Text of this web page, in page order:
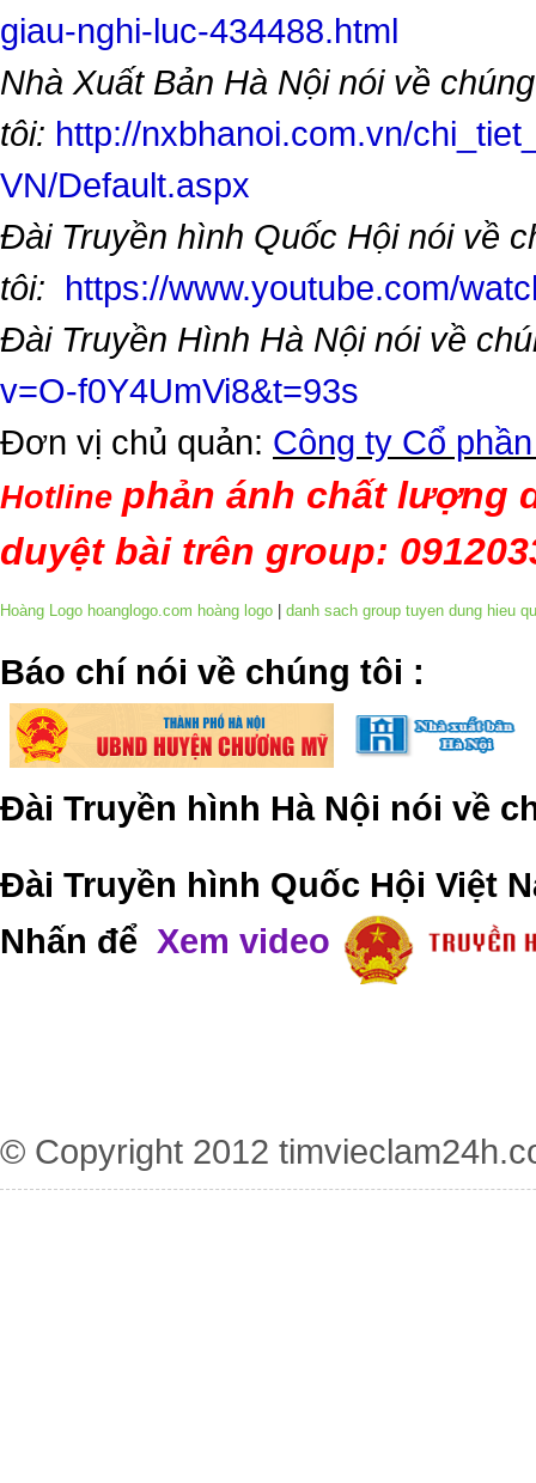
giau-nghi-luc-434488.html
Nhà Xuất Bản Hà Nội nói về chúng
tôi: http://nxbhanoi.com.vn/
VN/Default.aspx
Đài Truyền hình Quốc Hội nói về
tôi: https://www.youtube.com/
Đài Truyền Hình Hà Nội nói về
v=O-f0Y4UmVi8&t=93s
Đơn vị chủ quản: Công ty Cổ
Hotline phản ánh chất lượng
duyệt bài trên group:
Hoàng Logo hoanglogo.com hoàng logo | danh sach group tuyen dung hieu
​Báo chí nói về chúng tôi :
Đài Truyền hình Hà Nội nói về
Đài Truyền hình Quốc Hội Việt
Nhấn để Xem video
© Copyright 2012